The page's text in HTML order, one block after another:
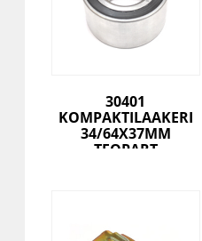
30401
KOMPAKTILAAKERI
34/64X37MM
TEOPART